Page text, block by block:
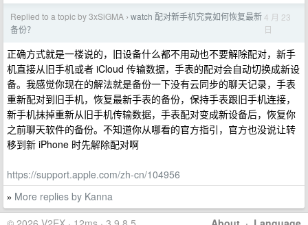
Replied to a topic by 3xSiGMA › watch 配对新手机究竟如何恢复最新
备份？
4 月 23
日
正确方式就是一楼说的，旧设备什么都不用动也不要解除配对，新手
机直接从旧手机或者 iCloud 传输数据，手表的配对会自动切换成新设
备。我感觉你现在的解法就是备份一下没有云同步的聊天记录，手表
重新配对到旧手机，恢复最新手表的备份，保持手表跟旧手机连接，
新手机抹掉重新从旧手机传输数据，手表配对变成新设备后，恢复你
之前聊天软件的备份。不知道你从哪看的官方指引，官方也没说让转
移到新 iPhone 时先解除配对啊
https://support.apple.com/zh-cn/104956
» More replies by Kanna